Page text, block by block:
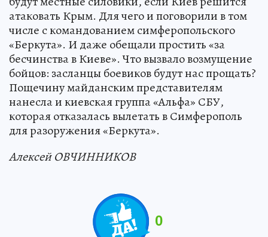
атаковать Крым. Для чего и поговорили в том
числе с командованием симферопольского
«Беркута». И даже обещали простить «за
бесчинства в Киеве». Что вызвало возмущение
бойцов: засланцы боевиков будут нас прощать?
Пощечину майданским представителям
нанесла и киевская группа «Альфа» СБУ,
которая отказалась вылетать в Симферополь
для разоружения «Беркута».
Алексей ОВЧИННИКОВ
0